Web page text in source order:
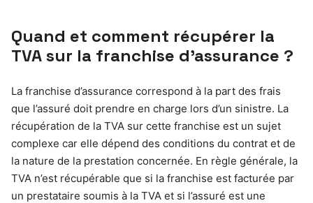
Quand et comment récupérer la
TVA sur la franchise d’assurance ?
La franchise d’assurance correspond à la part des frais
que l’assuré doit prendre en charge lors d’un sinistre. La
récupération de la TVA sur cette franchise est un sujet
complexe car elle dépend des conditions du contrat et de
la nature de la prestation concernée. En règle générale, la
TVA n’est récupérable que si la franchise est facturée par
un prestataire soumis à la TVA et si l’assuré est une